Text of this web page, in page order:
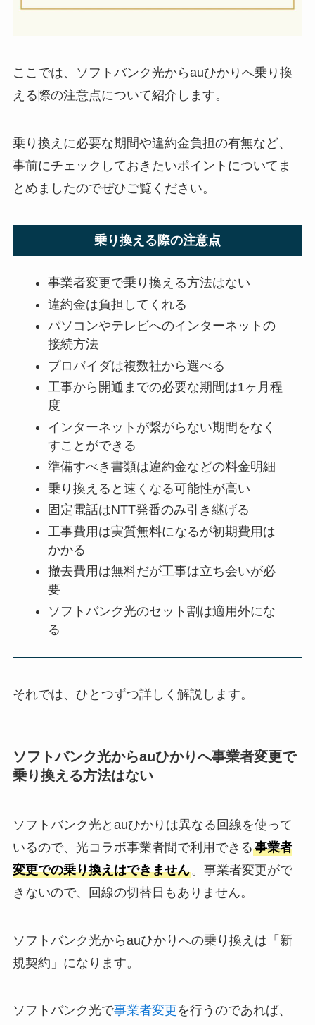
ここでは、ソフトバンク光からauひかりへ乗り換
える際の注意点について紹介します。
乗り換えに必要な期間や違約金負担の有無など、
事前にチェックしておきたいポイントについてま
とめましたのでぜひご覧ください。
乗り換える際の注意点
事業者変更で乗り換える方法はない
違約金は負担してくれる
パソコンやテレビへのインターネットの
接続方法
プロバイダは複数社から選べる
工事から開通までの必要な期間は1ヶ月程
度
インターネットが繋がらない期間をなく
すことができる
準備すべき書類は違約金などの料金明細
乗り換えると速くなる可能性が高い
固定電話はNTT発番のみ引き継げる
工事費用は実質無料になるが初期費用は
かかる
撤去費用は無料だが工事は立ち会いが必
要
ソフトバンク光のセット割は適用外にな
る
それでは、ひとつずつ詳しく解説します。
ソフトバンク光からauひかりへ事業者変更で
乗り換える方法はない
ソフトバンク光とauひかりは異なる回線を使って
いるので、光コラボ事業者間で利用できる事業者
変更での乗り換えはできません。事業者変更がで
きないので、回線の切替日もありません。
ソフトバンク光からauひかりへの乗り換えは「新
規契約」になります。
ソフトバンク光で事業者変更を行うのであれば、